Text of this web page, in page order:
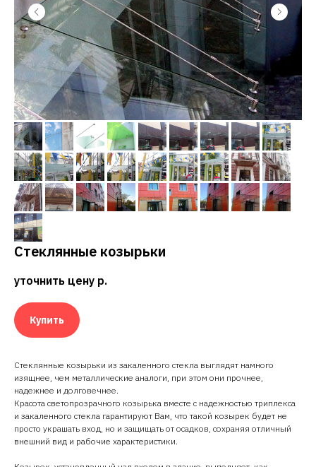
Стеклянные козырьки
уточнить цену р.
Купить
Стеклянные козырьки из закаленного стекла выглядят намного
изящнее, чем металлические аналоги, при этом они прочнее,
надежнее и долговечнее.
Красота светопрозрачного козырька вместе с надежностью триплекса
и закаленного стекла гарантируют Вам, что такой козырек будет не
просто украшать вход, но и защищать от осадков, сохраняя отличный
внешний вид и рабочие характеристики.